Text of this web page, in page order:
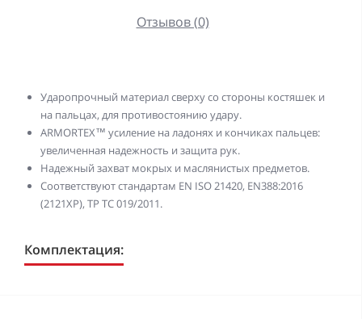
Отзывов (0)
Ударопрочный материал сверху со стороны костяшек и
на пальцах, для противостоянию удару.
ARMORTEX™ усиление на ладонях и кончиках пальцев:
увеличенная надежность и защита рук.
Надежный захват мокрых и маслянистых предметов.
Соответствуют стандартам EN ISO 21420, EN388:2016
(2121XP), ТР ТС 019/2011.
Комплектация: